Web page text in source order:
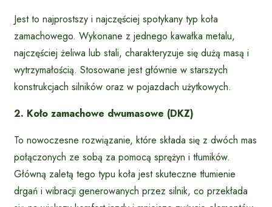
Jest to najprostszy i najczęściej spotykany typ koła
zamachowego. Wykonane z jednego kawałka metalu,
najczęściej żeliwa lub stali, charakteryzuje się dużą masą i
wytrzymałością. Stosowane jest głównie w starszych
konstrukcjach silników oraz w pojazdach użytkowych.
2. Koło zamachowe dwumasowe (DKZ)
To nowoczesne rozwiązanie, które składa się z dwóch mas
połączonych ze sobą za pomocą sprężyn i tłumików.
Główną zaletą tego typu koła jest skuteczne tłumienie
drgań i wibracji generowanych przez silnik, co przekłada